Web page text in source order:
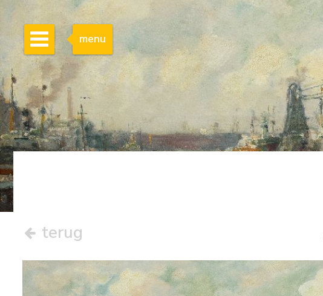
menu
terug